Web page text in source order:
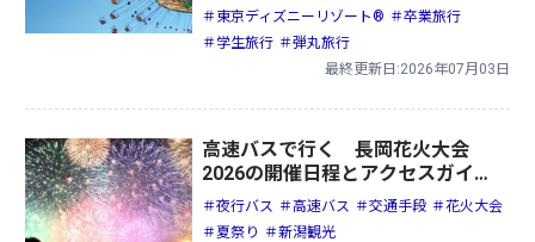
＃東京ディズニーリゾート® ＃卒業旅行
＃学生旅行 ＃弾丸旅行
最終更新日:2026年07月03日
高速バスで行く 長岡花火大会
2026の開催日程とアクセスガイ
ド！見どころや楽しみ方も紹介
＃夜行バス ＃高速バス ＃交通手段 ＃花火大会
＃夏祭り ＃新潟観光